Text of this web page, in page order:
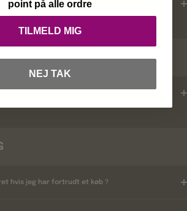
hvis jeg har fortrudt et køb ?
point på alle ordre
TILMELD MIG
NEJ TAK